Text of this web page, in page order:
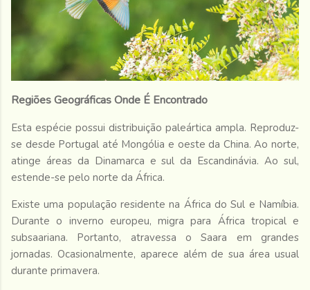
Regiões Geográficas Onde É Encontrado
Esta espécie possui distribuição paleártica ampla. Reproduz-
se desde Portugal até Mongólia e oeste da China. Ao norte,
atinge áreas da Dinamarca e sul da Escandinávia. Ao sul,
estende-se pelo norte da África.
Existe uma população residente na África do Sul e Namíbia.
Durante o inverno europeu, migra para África tropical e
subsaariana. Portanto, atravessa o Saara em grandes
jornadas. Ocasionalmente, aparece além de sua área usual
durante primavera.